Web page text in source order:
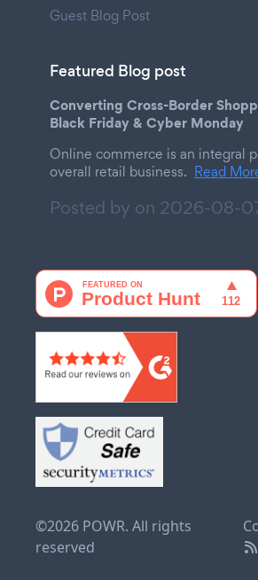
Guest Blog Post
Featured Blog post
Converting Cross-Border
Black Friday & Cyber Monday
Online commerce is an integral
overall retail business. Read
Posted by on 2026-08-
©2026 POWR. All rights
reserved